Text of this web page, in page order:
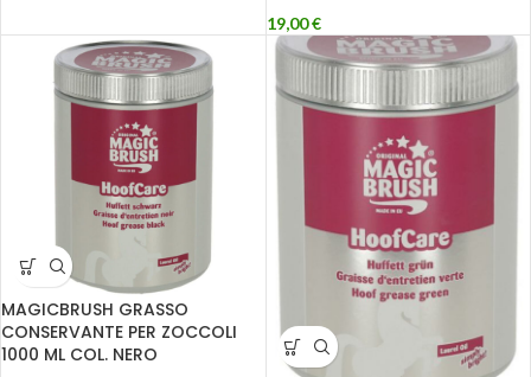
19,00€
MAGICBRUSH GRASSO
CONSERVANTE PER ZOCCOLI
1000 ML COL. NERO